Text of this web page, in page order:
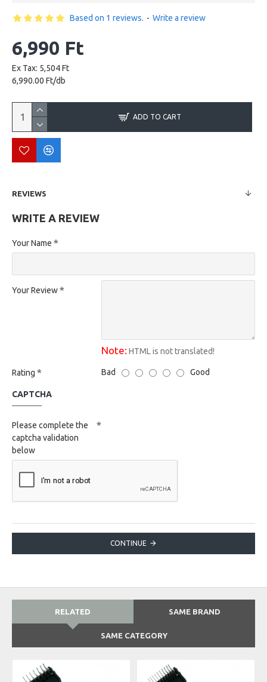
Based on 1 reviews. - Write a review
6,990 Ft
Ex Tax: 5,504 Ft
6,990.00 Ft/db
ADD TO CART
REVIEWS
WRITE A REVIEW
Your Name
Your Review
Note: HTML is not translated!
Rating Bad Good
CAPTCHA
Please complete the
captcha validation
below
CONTINUE
RELATED SAME BRAND
SAME CATEGORY